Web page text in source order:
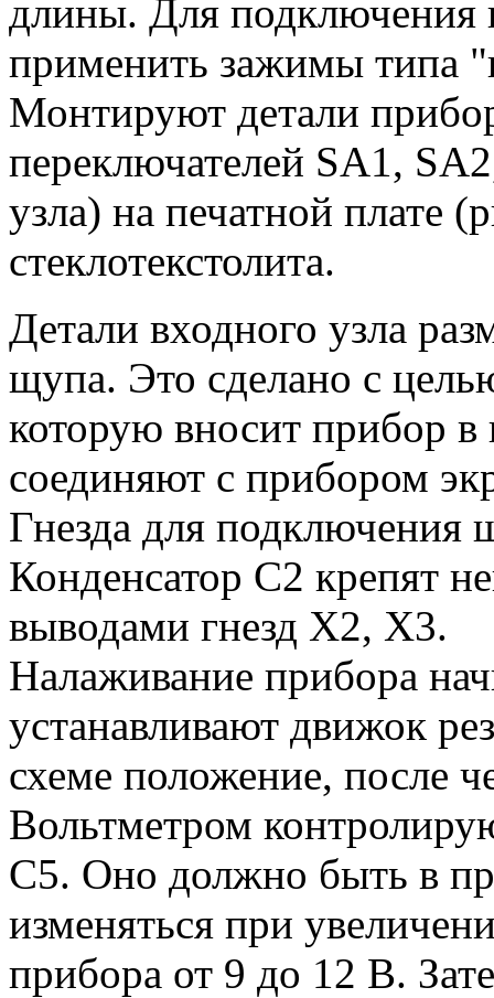
длины. Для подключения
применить зажимы типа
Монтируют детали
переключателей SA1,
узла) на печатной плате
стеклотекстолита.
Детали входного узла
щупа. Это сделано с
которую вносит прибор
соединяют с прибором
Гнезда для подключения
Конденсатор С2 крепят
выводами гнезд Х2, Х3.
Налаживание прибора
устанавливают движок
схеме положение, после
Вольтметром
С5. Оно должно быть в
изменяться при
прибора от 9 до 12 В.